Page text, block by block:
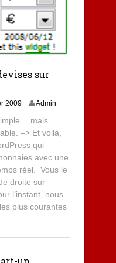
sur
2009 Admin
mais
–> Et voila,
qui
avec une
réel. Vous le
droite sur
l’instant, nous
plus courantes